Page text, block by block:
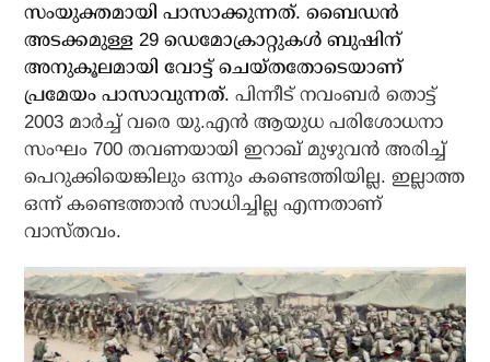
സംയുക്തമായി പാസാക്കുന്നത്. ബൈഡന്‍
അടക്കമുള്ള 29 ഡെമോക്രാറ്റുകള്‍ ബുഷിന്
അനുകൂലമായി വോട്ട് ചെയ്തതോടെയാണ്
പ്രമേയം പാസാവുന്നത്. പിന്നീട് നവംബര്‍ തൊട്ട്
2003 മാര്‍ച്ച് വരെ യു.എന്‍ ആയുധ പരിശോധനാ
സംഘം 700 തവണയായി ഇറാഖ് മുഴുവന്‍ അരിച്ച്
പെറുക്കിയെങ്കിലും ഒന്നും കണ്ടെത്തിയില്ല. ഇല്ലാത്ത
ഒന്ന് കണ്ടെത്താന്‍ സാധിച്ചില്ല എന്നതാണ്
വാസ്തവം.